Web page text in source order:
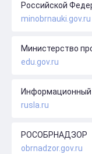
Российской
minobrnauki.gov.ru
Министерство
edu.gov.ru
Информационный
rusla.ru
РОСОБРНАДЗОР
obrnadzor.gov.ru